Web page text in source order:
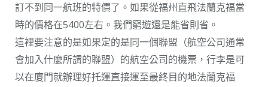
訂不到同一航班的特價了。如果從福州直飛法蘭克福當
時的價格在5400左右。我們窮遊還是能省則省。
這裡要注意的是如果定的是同一個聯盟（航空公司通常
會加入什麼所謂的聯盟）的航空公司的機票，行李是可
以在廈門就辦理好托運直接運至最終目的地法蘭克福